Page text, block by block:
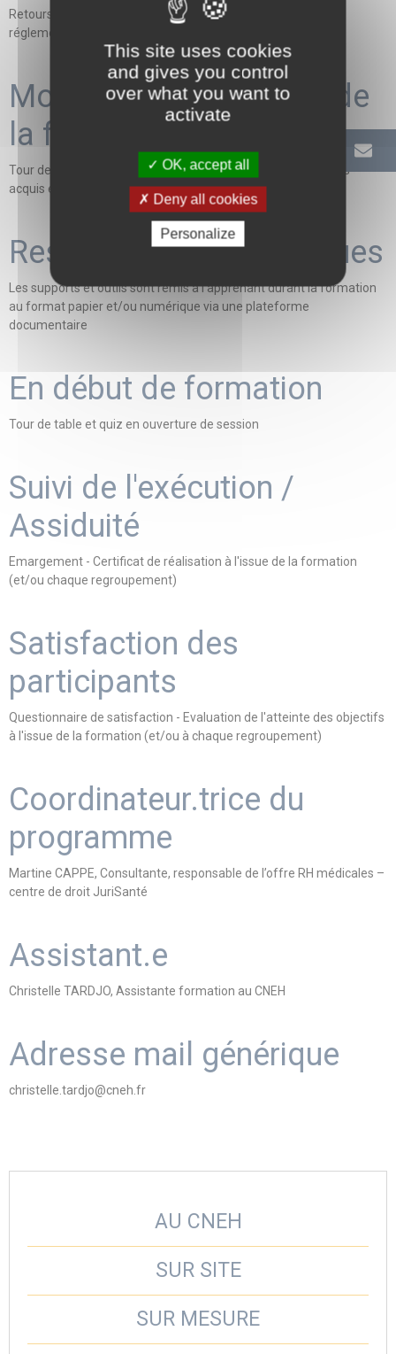
Retours d'expérience - Approfondissement essentiel de la
réglementation
Modalités d'évaluation de
la formation
Tour de table, recueil des attentes des participants - Bilan des
acquis en fin de formation - Evaluation à chaud
Ressources pédagogiques
Les supports et outils sont remis à l'apprenant durant la formation
au format papier et/ou numérique via une plateforme
documentaire
En début de formation
Tour de table et quiz en ouverture de session
Suivi de l'exécution /
Assiduité
Emargement - Certificat de réalisation à l'issue de la formation
(et/ou chaque regroupement)
Satisfaction des
participants
Questionnaire de satisfaction - Evaluation de l'atteinte des objectifs
à l'issue de la formation (et/ou à chaque regroupement)
Coordinateur.trice du
programme
Martine CAPPE, Consultante, responsable de l’offre RH médicales –
centre de droit JuriSanté
Assistant.e
Christelle TARDJO, Assistante formation au CNEH
Adresse mail générique
christelle.tardjo@cneh.fr
AU CNEH
SUR SITE
SUR MESURE
This site uses cookies
and gives you control
over what you want to
activate
OK, accept all
Deny all cookies
Personalize